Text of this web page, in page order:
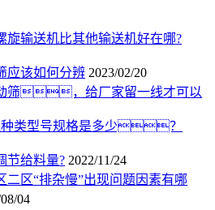
旋输送机比其他输送机好在哪?
应该如何分辨 2023/02/20
筛，给厂家留一线才可以
种类型号规格是多少？
节给料量? 2022/11/24
二区“排杂慢”出现问题因素有哪
04